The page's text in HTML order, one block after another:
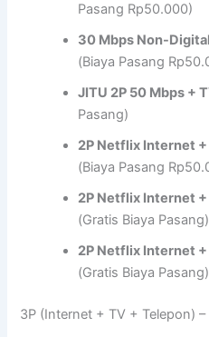
Pasang Rp50.000)
30 Mbps Non-
(Biaya Pasang
JITU 2P 50 Mbps +
Pasang)
2P Netflix Internet
(Biaya Pasang
2P Netflix Internet
(Gratis Biaya Pasang)
2P Netflix Internet
(Gratis Biaya Pasang)
3P (Internet + TV + Telepon)